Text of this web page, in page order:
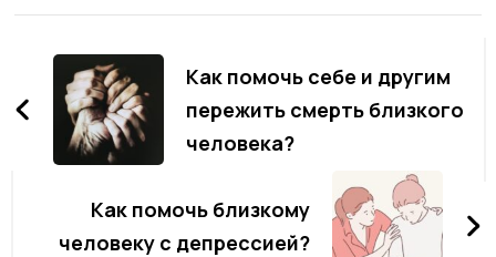
по
записям
Как помочь себе и другим
пережить смерть близкого
человека?
Как помочь близкому
человеку с депрессией?